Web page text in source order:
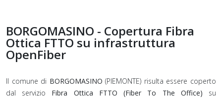
BORGOMASINO - Copertura Fibra
Ottica FTTO su infrastruttura
OpenFiber
Il comune di BORGOMASINO (PIEMONTE) risulta essere coperto
dal servizio Fibra Ottica FTTO (Fiber To The Office) su